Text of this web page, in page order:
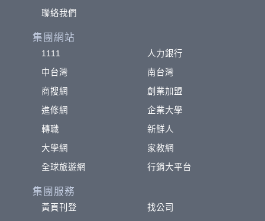
聯絡我們
集團網站
1111
人力銀行
中台灣
南台灣
商搜網
創業加盟
進修網
企業大學
轉職
新鮮人
大學網
家教網
全球旅遊網
行銷大平台
集團服務
黃頁刊登
找公司